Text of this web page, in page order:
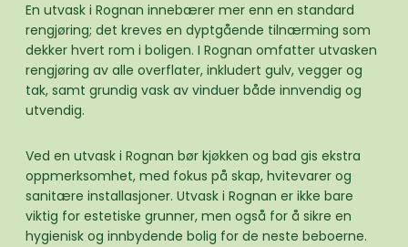
En utvask i Rognan innebærer mer enn en standard
rengjøring; det kreves en dyptgående tilnærming som
dekker hvert rom i boligen. I Rognan omfatter utvasken
rengjøring av alle overflater, inkludert gulv, vegger og
tak, samt grundig vask av vinduer både innvendig og
utvendig.
Ved en utvask i Rognan bør kjøkken og bad gis ekstra
oppmerksomhet, med fokus på skap, hvitevarer og
sanitære installasjoner. Utvask i Rognan er ikke bare
viktig for estetiske grunner, men også for å sikre en
hygienisk og innbydende bolig for de neste beboerne.